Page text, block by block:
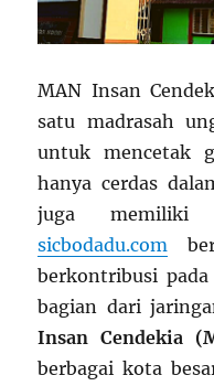
MAN Insan
satu madrasah
untuk mencetak
hanya cerdas
juga memiliki
sicbodadu.com
berkontribusi pada
bagian dari
Insan Cendekia
berbagai kota